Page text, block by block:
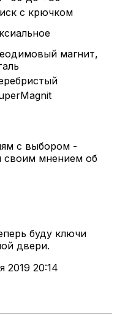
с крючком
магнит,
с выбором -
своим мнением об
буду ключи
двери.
2019 20:14